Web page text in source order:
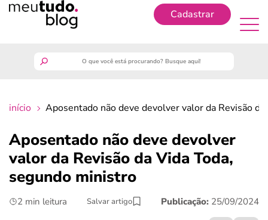
Cadastrar
finanças
benefícios
início Aposentado não deve devolver valor da Revisão
Aposentado não deve devolver
valor da Revisão da Vida Toda,
segundo ministro
2 min leitura Salvar artigo Publicação: 25/09/2024